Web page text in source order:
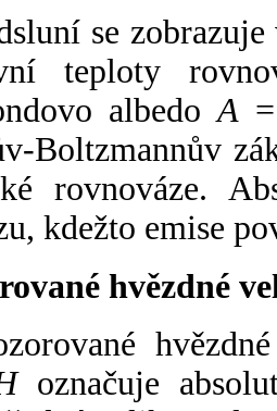
se
teploty
albedoA
Boltzmannův
rovnováze.
kdežto emise
hvězdné
označuje